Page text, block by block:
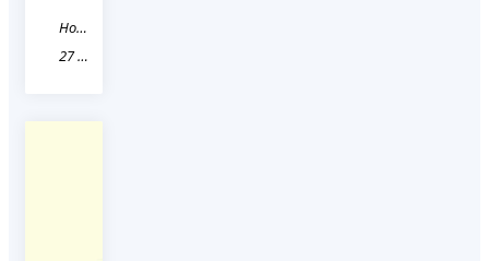
Новость
27 Хабаровский край